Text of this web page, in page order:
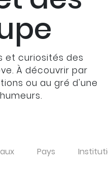
et curiosités des
À découvrir par
ou au gré d'une
Pays